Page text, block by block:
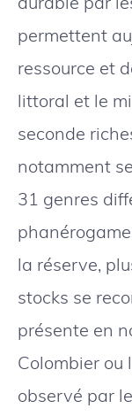
permettent
ressource et
littoral et le
seconde
notamment
31 genres
la réserve,
stocks se
présente en
Colombier ou
observé par